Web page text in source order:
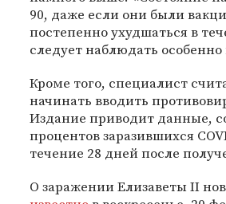
90, даже если они были
постепенно ухудшаться в
следует наблюдать
Кроме того, специалист
начинать вводить
Издание приводит данные,
процентов заразившихся
течение 28 дней после
О заражении Елизаветы II